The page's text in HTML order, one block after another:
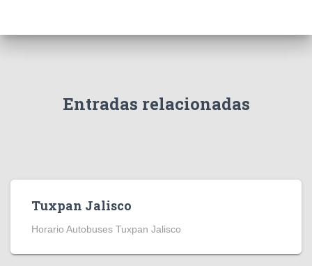
Entradas relacionadas
Tuxpan Jalisco
Horario Autobuses Tuxpan Jalisco